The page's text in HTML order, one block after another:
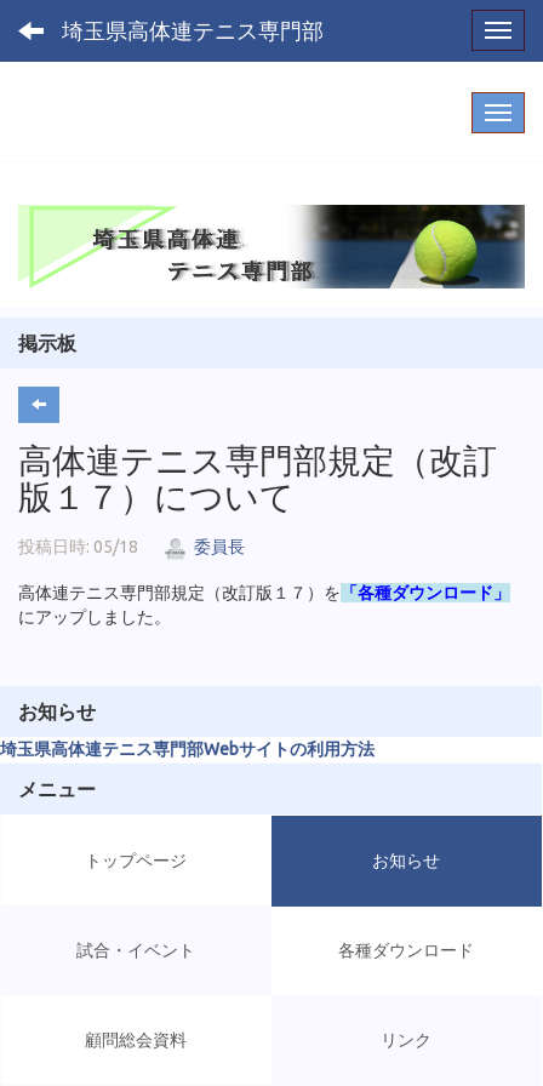
埼玉県高体連テニス専門部
掲示板
高体連テニス専門部規定（改訂
版１７）について
投稿日時: 05/18 委員長
高体連テニス専門部規定（改訂版１７）を 「各種ダウンロード」
にアップしました。
お知らせ
埼玉県高体連テニス専門部Webサイトの利用方法
メニュー
トップページ お知らせ
試合・イベント 各種ダウンロード
顧問総会資料 リンク